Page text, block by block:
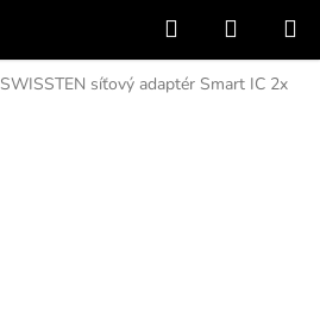
Hledat
KOŠÍK
SWISSTEN síťový adaptér Smart IC 2x